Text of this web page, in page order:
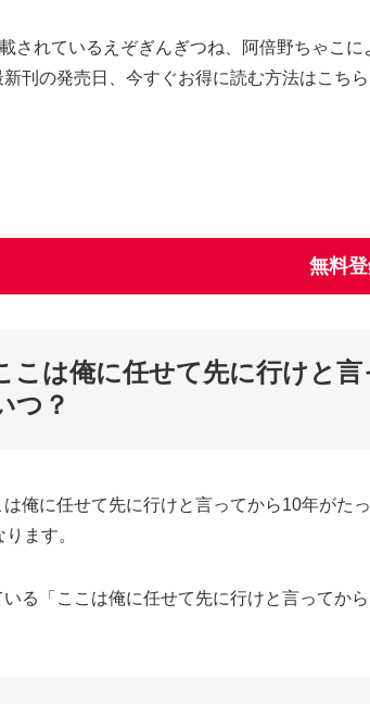
されているえぞぎんぎつね、阿倍野ちゃこ
刊の発売日、今すぐお得に読む方法はこちら
無料
こは俺に任せて先に行けと
つ？
は俺に任せて先に行けと言ってから10年がた
ます。
る「ここは俺に任せて先に行けと言ってか